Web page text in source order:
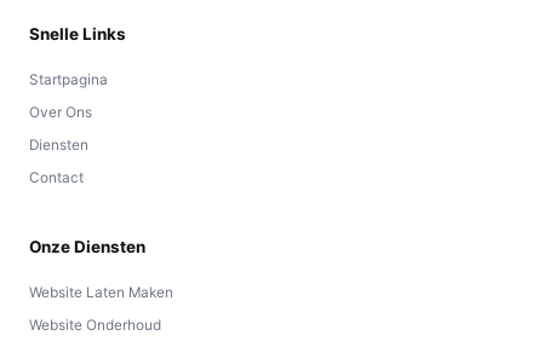
Snelle Links
Startpagina
Over Ons
Diensten
Contact
Onze Diensten
Website Laten Maken
Website Onderhoud